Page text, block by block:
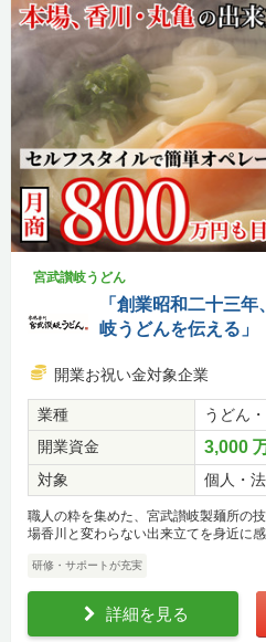
宮武讃岐うどん
「創業昭和二十三
岐うどんを伝える」
開業お祝い金対象企業
業種
うどん
開業資金
3,000
対象 個人・
職人の粋を集めた、宮武讃岐製麺所の
場香川と変わらない出来立てを身近に
研修・サポートが充実
詳細を見る